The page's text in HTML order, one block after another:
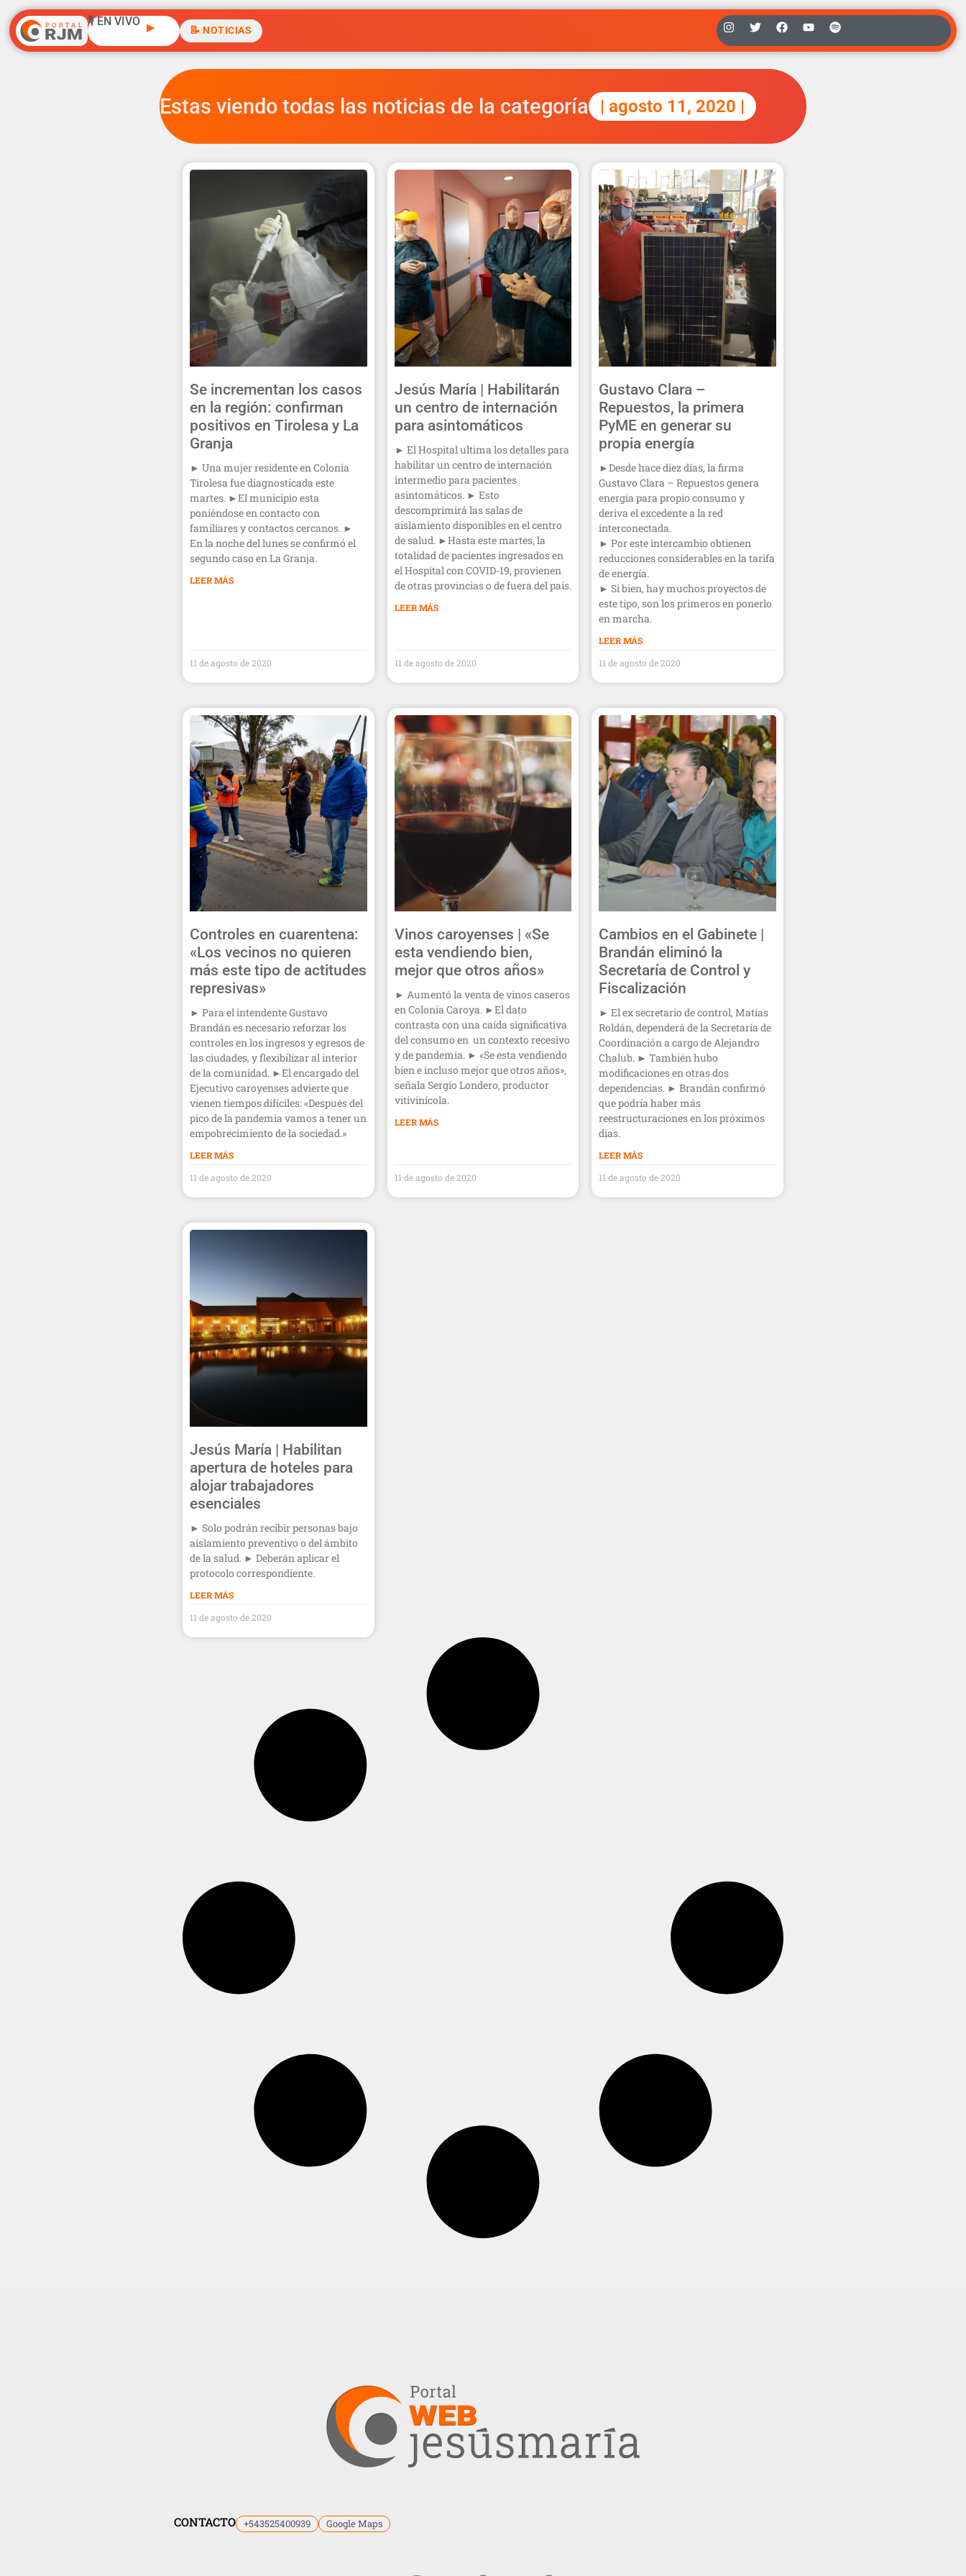
🎙️ EN VIVO ▶ 📝 NOTICIAS
Estas viendo todas las noticias de la categoría | agosto 11, 2020 |
Se incrementan los casos
en la región: confirman
positivos en Tirolesa y La
Granja
► Una mujer residente en Colonia
Tirolesa fue diagnosticada este
martes. ►El municipio esta
poniéndose en contacto con
familiares y contactos cercanos. ►
En la noche del lunes se confirmó el
segundo caso en La Granja.
LEER MÁS
11 de agosto de 2020
Jesús María | Habilitarán
un centro de internación
para asintomáticos
► El Hospital ultima los detalles para
habilitar un centro de internación
intermedio para pacientes
asintomáticos. ► Esto
descomprimirá las salas de
aislamiento disponibles en el centro
de salud. ►Hasta este martes, la
totalidad de pacientes ingresados en
el Hospital con COVID-19, provienen
de otras provincias o de fuera del país.
LEER MÁS
11 de agosto de 2020
Gustavo Clara –
Repuestos, la primera
PyME en generar su
propia energía
►Desde hace diez días, la firma
Gustavo Clara – Repuestos genera
energía para propio consumo y
deriva el excedente a la red
interconectada.
► Por este intercambio obtienen
reducciones considerables en la tarifa
de energía.
► Si bien, hay muchos proyectos de
este tipo, son los primeros en ponerlo
en marcha.
LEER MÁS
11 de agosto de 2020
Controles en cuarentena:
«Los vecinos no quieren
más este tipo de actitudes
represivas»
► Para el intendente Gustavo
Brandán es necesario reforzar los
controles en los ingresos y egresos de
las ciudades, y flexibilizar al interior
de la comunidad. ►El encargado del
Ejecutivo caroyenses advierte que
vienen tiempos difíciles: «Después del
pico de la pandemia vamos a tener un
empobrecimiento de la sociedad.»
LEER MÁS
11 de agosto de 2020
Vinos caroyenses | «Se
esta vendiendo bien,
mejor que otros años»
► Aumentó la venta de vinos caseros
en Colonia Caroya. ►El dato
contrasta con una caída significativa
del consumo en un contexto recesivo
y de pandemia. ► «Se esta vendiendo
bien e incluso mejor que otros años»,
señala Sergio Londero, productor
vitivinícola.
LEER MÁS
11 de agosto de 2020
Cambios en el Gabinete |
Brandán eliminó la
Secretaría de Control y
Fiscalización
► El ex secretario de control, Matías
Roldán, dependerá de la Secretaría de
Coordinación a cargo de Alejandro
Chalub. ► También hubo
modificaciones en otras dos
dependencias. ► Brandán confirmó
que podría haber más
reestructuraciones en los próximos
días.
LEER MÁS
11 de agosto de 2020
Jesús María | Habilitan
apertura de hoteles para
alojar trabajadores
esenciales
► Solo podrán recibir personas bajo
aislamiento preventivo o del ámbito
de la salud. ► Deberán aplicar el
protocolo correspondiente.
LEER MÁS
11 de agosto de 2020
CONTACTO +543525400939 Google Maps